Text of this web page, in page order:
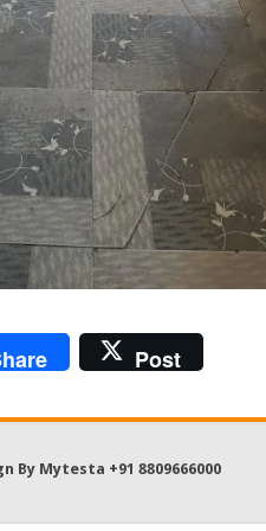
Post
By Mytesta +91 8809666000